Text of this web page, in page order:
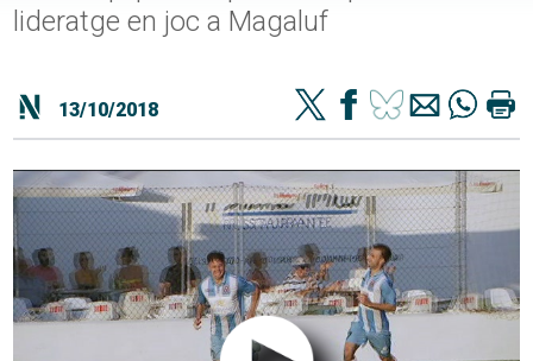
lideratge en joc a Magaluf
13/10/2018